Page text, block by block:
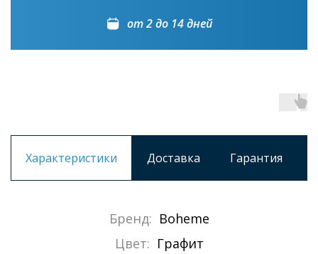
от 2 до 14 дней
Характеристики Доставка Гарантия
Бренд: Boheme
Цвет: Графит